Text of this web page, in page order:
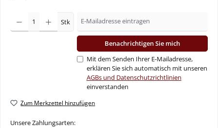
Stk
Benachrichtigen Sie mich
Mit dem Senden Ihrer E-Mailadresse,
erklären Sie sich automatisch mit unseren
AGBs und Datenschutzrichtlinien
einverstanden
Zum Merkzettel hinzufügen
Unsere Zahlungsarten: